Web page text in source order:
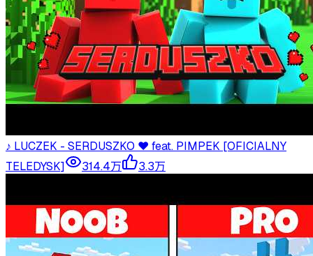
♪ LUCZEK - SERDUSZKO ❤️ feat. PIMPEK [OFICIALNY
TELEDYSK]
314.4万 3.3万